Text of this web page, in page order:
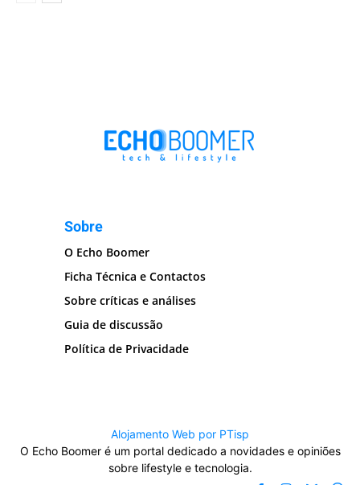
Sobre
O Echo Boomer
Ficha Técnica e Contactos
Sobre críticas e análises
Guia de discussão
Política de Privacidade
Alojamento Web por PTisp
O Echo Boomer é um portal dedicado a novidades e opiniões
sobre lifestyle e tecnologia.